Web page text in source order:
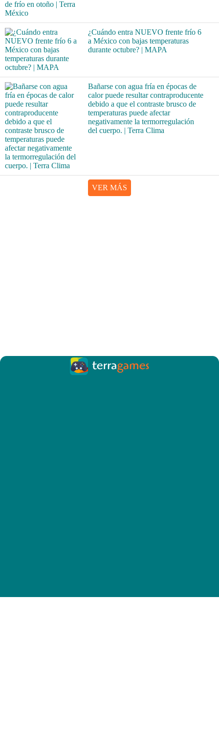
¿Cuándo entra NUEVO frente frío 6
a México con bajas temperaturas
durante octubre? | MAPA
Bañarse con agua fría en épocas de
calor puede resultar contraproducente
debido a que el contraste brusco de
temperaturas puede afectar
negativamente la termorregulación
del cuerpo. | Terra Clima
VER MÁS